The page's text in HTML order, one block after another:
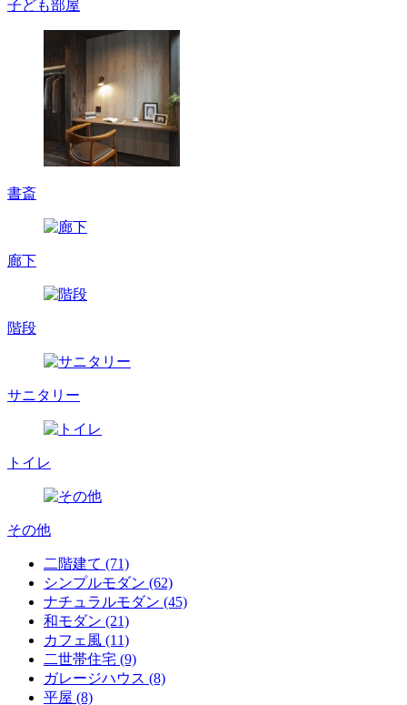
子ども部屋
書斎
廊下
階段
サニタリー
トイレ
その他
二階建て (71)
シンプルモダン (62)
ナチュラルモダン (45)
和モダン (21)
カフェ風 (11)
二世帯住宅 (9)
ガレージハウス (8)
平屋 (8)